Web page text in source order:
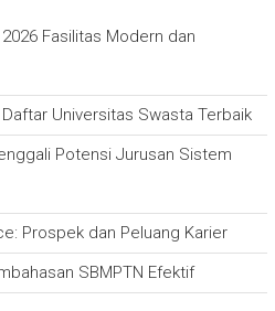
Fasilitas Modern dan
Universitas Swasta Terbaik
Potensi Jurusan Sistem
Prospek dan Peluang Karier
SBMPTN Efektif